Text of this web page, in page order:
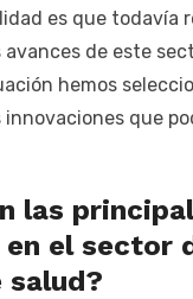
es que todavía
de este
hemos
innovaciones que
las
en el sector
salud?